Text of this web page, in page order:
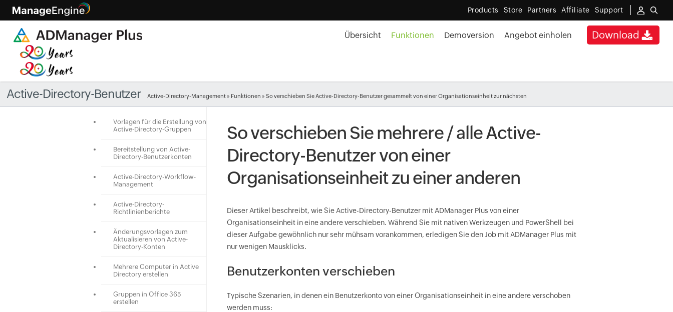
Products Store Partners Affiliate Support
Download
Übersicht Funktionen Demoversion Angebot einholen
Active-Directory-Benutzer Active-Directory-Management » Funktionen » So verschieben Sie Active-Directory-Benutzer gesammelt von einer Organisationseinheit zur nächsten
Vorlagen für die Erstellung von
Active-Directory-Gruppen
Bereitstellung von Active-
Directory-Benutzerkonten
Active-Directory-Workflow-
Management
Active-Directory-
Richtlinienberichte
Änderungsvorlagen zum
Aktualisieren von Active-
Directory-Konten
Mehrere Computer in Active
Directory erstellen
Gruppen in Office 365
erstellen
So verschieben Sie mehrere / alle Active-
Directory-Benutzer von einer
Organisationseinheit zu einer anderen
Dieser Artikel beschreibt, wie Sie Active-Directory-Benutzer mit ADManager Plus von einer
Organisationseinheit in eine andere verschieben. Während Sie mit nativen Werkzeugen und PowerShell bei
dieser Aufgabe gewöhnlich nur sehr mühsam vorankommen, erledigen Sie den Job mit ADManager Plus mit
nur wenigen Mausklicks.
Benutzerkonten verschieben
Typische Szenarien, in denen ein Benutzerkonto von einer Organisationseinheit in eine andere verschoben
werden muss: